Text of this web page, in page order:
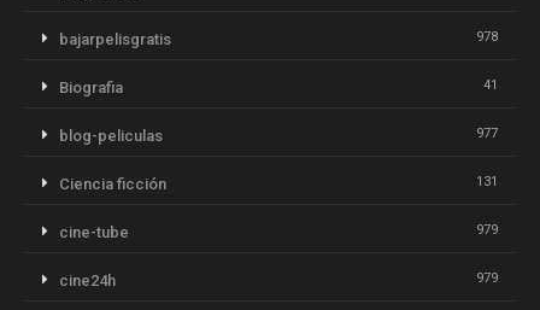
bajarpelisgratis 978
Biografia 41
blog-peliculas 977
Ciencia ficción 131
cine-tube 979
cine24h 979